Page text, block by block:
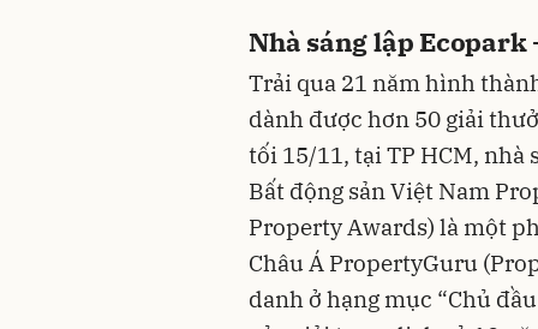
Nhà sáng lập
Trải qua 21 năm hình
dành được hơn 50 giải
tối 15/11, tại TP HCM, nhà
Bất động sản Việt Nam
Property Awards) là một
Châu Á PropertyGuru
danh ở hạng mục “Chủ